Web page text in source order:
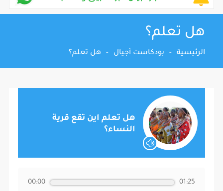
هل تعلم؟
الرئيسية - بودكاست أجيال - هل تعلم؟
هل تعلم اين تقع قرية
النساء؟
00:00 01:25